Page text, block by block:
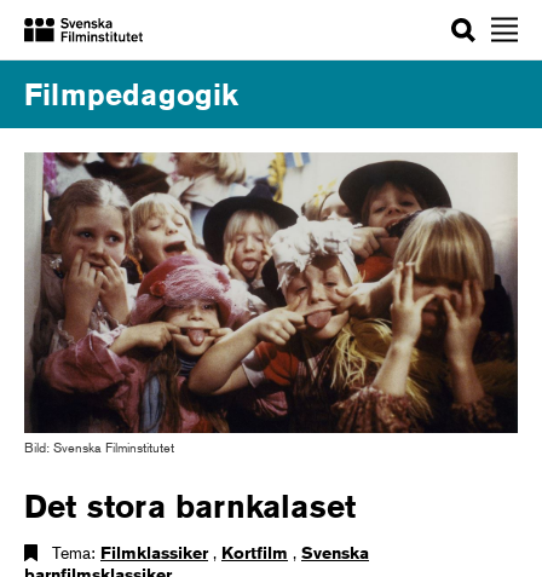
Sök
Filmpedagogik
Bild: Svenska Filminstitutet
Det stora barnkalaset
Tema: Filmklassiker, Kortfilm , Svenska